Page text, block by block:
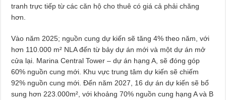
tranh trực tiếp từ các căn hộ cho thuê có giá cả phải chăng
hơn.
Vào năm 2025; nguồn cung dự kiến sẽ tăng 4% theo năm, với
hơn 110.000 m² NLA đến từ bảy dự án mới và một dự án mở
cửa lại. Marina Central Tower – dự án hạng A, sẽ đóng góp
60% nguồn cung mới. Khu vực trung tâm dự kiến sẽ chiếm
92% nguồn cung mới. Đến năm 2027, 16 dự án dự kiến sẽ bổ
sung hơn 223.000m², với khoảng 70% nguồn cung hạng A và B